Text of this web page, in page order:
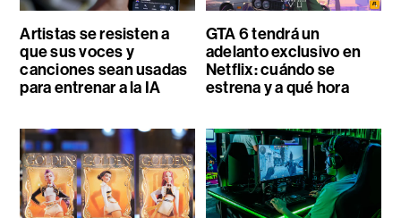
Artistas se resisten a
que sus voces y
canciones sean usadas
para entrenar a la IA
GTA 6 tendrá un
adelanto exclusivo en
Netflix: cuándo se
estrena y a qué hora